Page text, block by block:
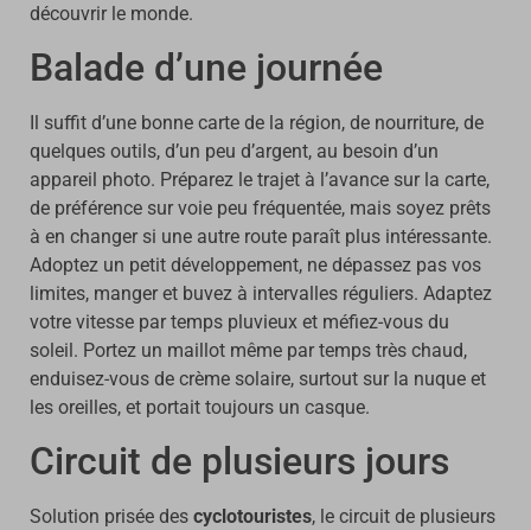
découvrir le monde.
Balade d’une journée
Il suffit d’une bonne carte de la région, de nourriture, de
quelques outils, d’un peu d’argent, au besoin d’un
appareil photo. Préparez le trajet à l’avance sur la carte,
de préférence sur voie peu fréquentée, mais soyez prêts
à en changer si une autre route paraît plus intéressante.
Adoptez un petit développement, ne dépassez pas vos
limites, manger et buvez à intervalles réguliers. Adaptez
votre vitesse par temps pluvieux et méfiez-vous du
soleil. Portez un maillot même par temps très chaud,
enduisez-vous de crème solaire, surtout sur la nuque et
les oreilles, et portait toujours un casque.
Circuit de plusieurs jours
Solution prisée des cyclotouristes, le circuit de plusieurs